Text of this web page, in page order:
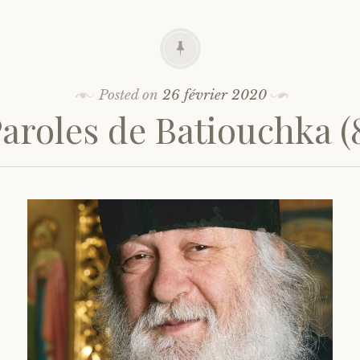
Posted on 26 février 2020
de Batiouchka